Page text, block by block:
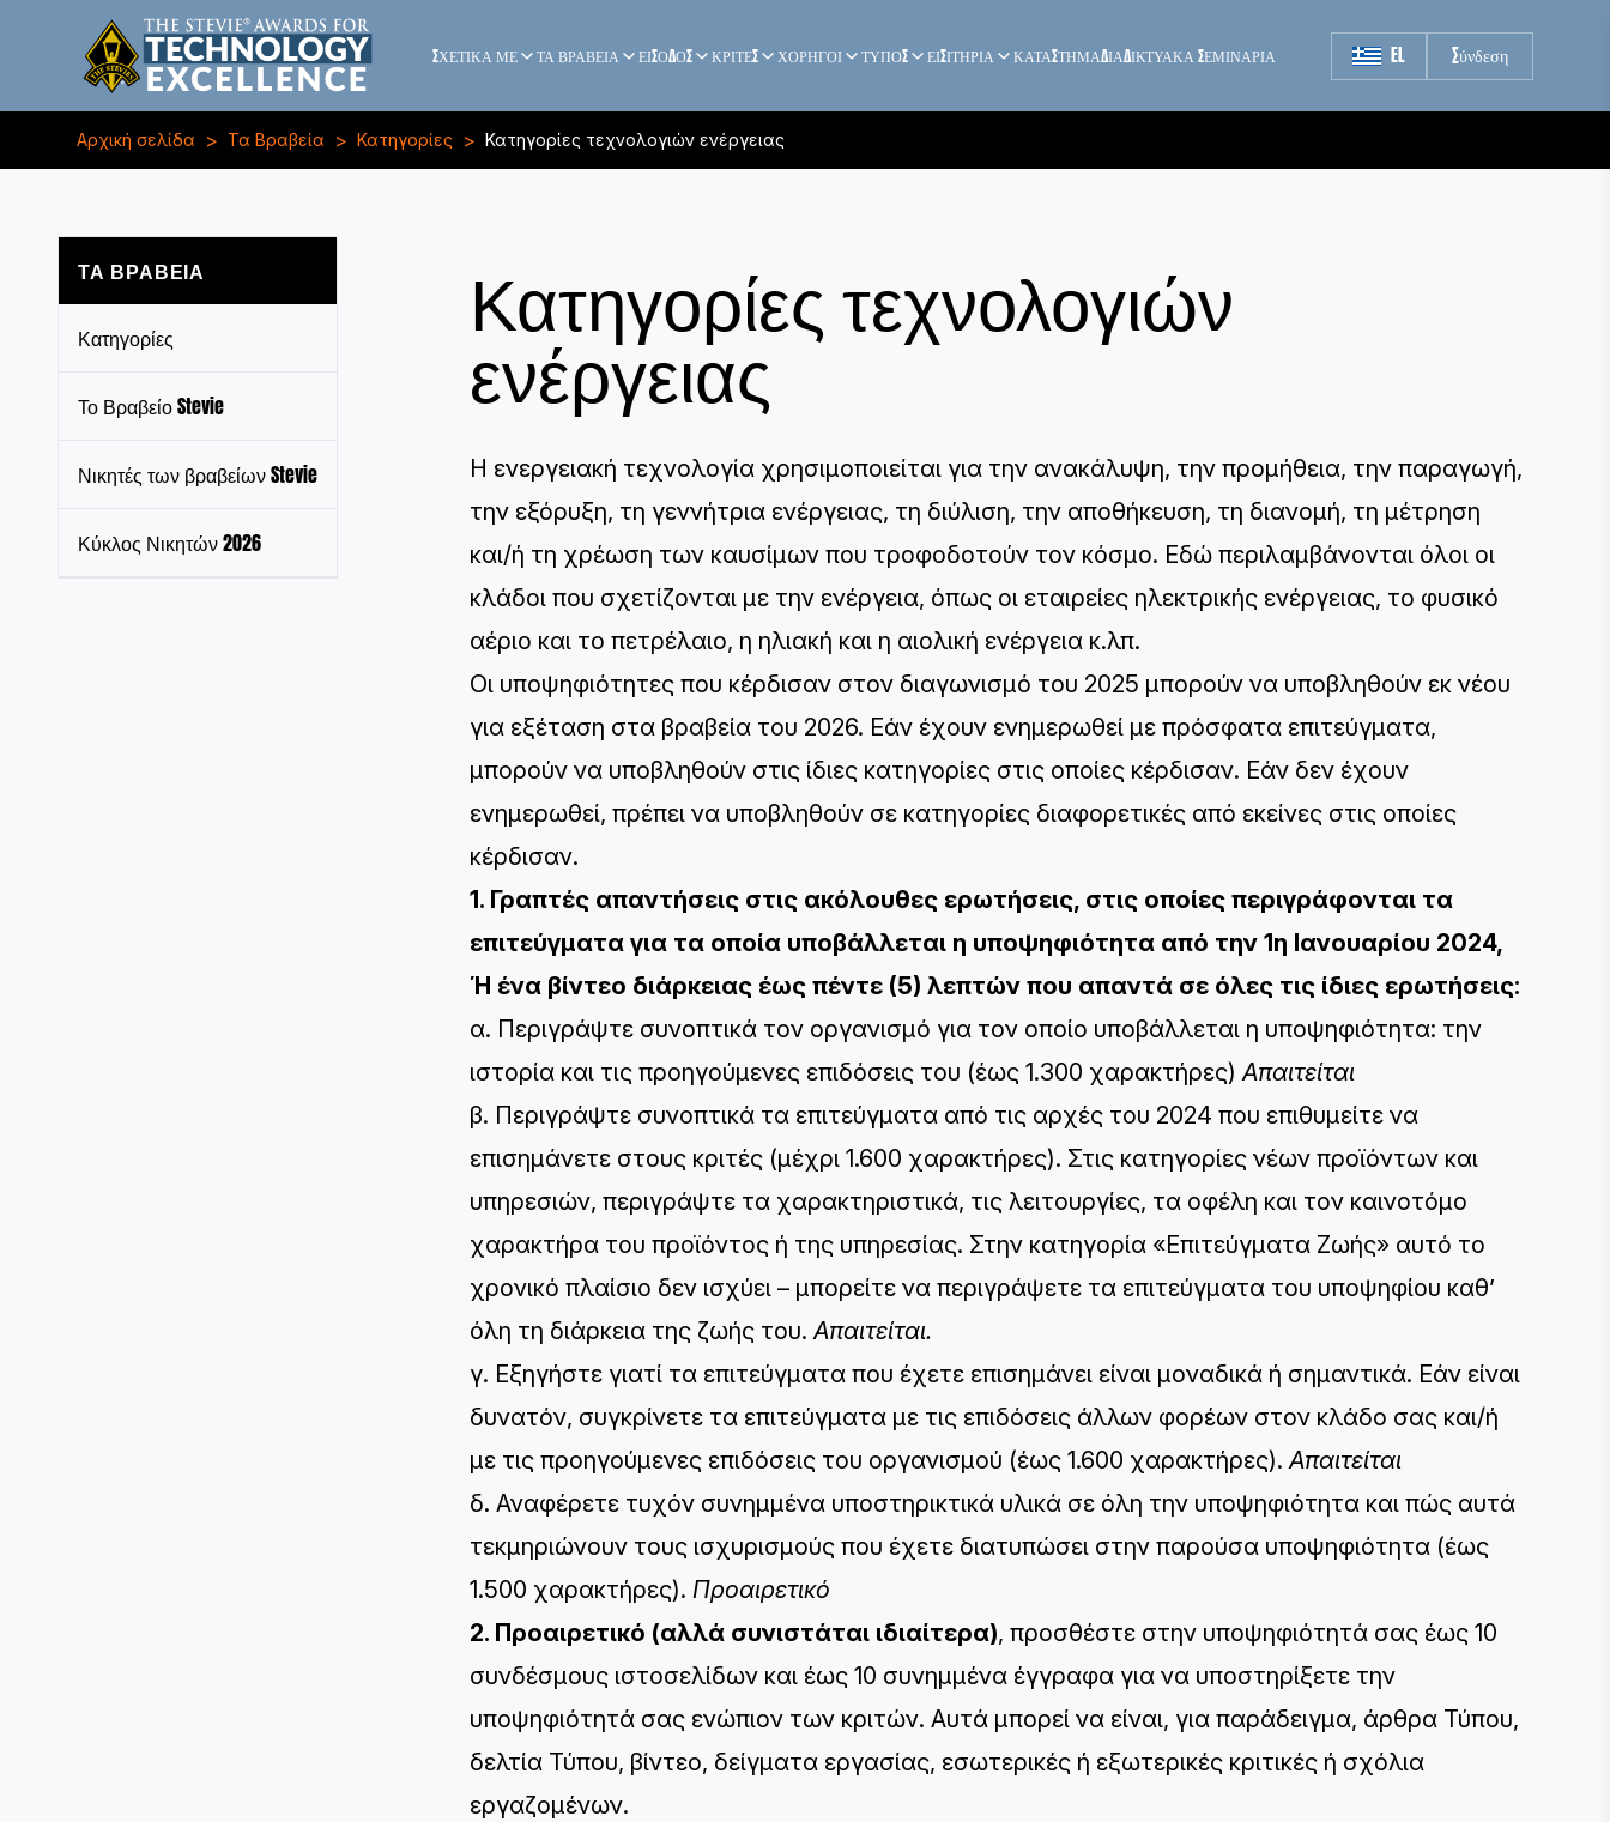
ΣΧΕΤΙΚΑ ΜΕ ΤΑ ΒΡΑΒΕΙΑ ΕΙΣΟΔΟΣ ΚΡΙΤΕΣ ΧΟΡΗΓΟΙ ΤΥΠΟΣ ΕΙΣΙΤΗΡΙΑ ΚΑΤΑΣΤΗΜΑΔΙΑΔΙΚΤΥΑΚΑ ΣΕΜΙΝΑΡΙΑ EL Σύνδεση
Αρχική σελίδα > Τα Βραβεία > Κατηγορίες > Κατηγορίες τεχνολογιών ενέργειας
ΤΑ ΒΡΑΒΕΊΑ
Κατηγορίες
Το Βραβείο Stevie
Νικητές των βραβείων Stevie
Κύκλος Νικητών 2026
Κατηγορίες τεχνολογιών
ενέργειας
Η ενεργειακή τεχνολογία χρησιμοποιείται για την ανακάλυψη, την προμήθεια, την παραγωγή,
την εξόρυξη, τη γεννήτρια ενέργειας, τη διύλιση, την αποθήκευση, τη διανομή, τη μέτρηση
και/ή τη χρέωση των καυσίμων που τροφοδοτούν τον κόσμο. Εδώ περιλαμβάνονται όλοι οι
κλάδοι που σχετίζονται με την ενέργεια, όπως οι εταιρείες ηλεκτρικής ενέργειας, το φυσικό
αέριο και το πετρέλαιο, η ηλιακή και η αιολική ενέργεια κ.λπ.
Οι υποψηφιότητες που κέρδισαν στον διαγωνισμό του 2025 μπορούν να υποβληθούν εκ νέου
για εξέταση στα βραβεία του 2026. Εάν έχουν ενημερωθεί με πρόσφατα επιτεύγματα,
μπορούν να υποβληθούν στις ίδιες κατηγορίες στις οποίες κέρδισαν. Εάν δεν έχουν
ενημερωθεί, πρέπει να υποβληθούν σε κατηγορίες διαφορετικές από εκείνες στις οποίες
κέρδισαν.
1. Γραπτές απαντήσεις στις ακόλουθες ερωτήσεις, στις οποίες περιγράφονται τα
επιτεύγματα για τα οποία υποβάλλεται η υποψηφιότητα από την 1η Ιανουαρίου 2024,
Ή ένα βίντεο διάρκειας έως πέντε (5) λεπτών που απαντά σε όλες τις ίδιες ερωτήσεις:
α. Περιγράψτε συνοπτικά τον οργανισμό για τον οποίο υποβάλλεται η υποψηφιότητα: την
ιστορία και τις προηγούμενες επιδόσεις του (έως 1.300 χαρακτήρες)Απαιτείται
β. Περιγράψτε συνοπτικά τα επιτεύγματα από τις αρχές του 2024 που επιθυμείτε να
επισημάνετε στους κριτές (μέχρι 1.600 χαρακτήρες). ​​Στις κατηγορίες νέων προϊόντων και
υπηρεσιών, περιγράψτε τα χαρακτηριστικά, τις λειτουργίες, τα οφέλη και τον καινοτόμο
χαρακτήρα του προϊόντος ή της υπηρεσίας. Στην κατηγορία «Επιτεύγματα Ζωής» αυτό το
χρονικό πλαίσιο δεν ισχύει – μπορείτε να περιγράψετε τα επιτεύγματα του υποψηφίου καθ’
όλη τη διάρκεια της ζωής του.Απαιτείται.
γ. Εξηγήστε γιατί τα επιτεύγματα που έχετε επισημάνει είναι μοναδικά ή σημαντικά. Εάν είναι
δυνατόν, συγκρίνετε τα επιτεύγματα με τις επιδόσεις άλλων φορέων στον κλάδο σας και/ή
με τις προηγούμενες επιδόσεις του οργανισμού (έως 1.600 χαρακτήρες).Απαιτείται
δ. Αναφέρετε τυχόν συνημμένα υποστηρικτικά υλικά σε όλη την υποψηφιότητα και πώς αυτά
τεκμηριώνουν τους ισχυρισμούς που έχετε διατυπώσει στην παρούσα υποψηφιότητα (έως
1.500 χαρακτήρες). Προαιρετικό
2. Προαιρετικό (αλλά συνιστάται ιδιαίτερα), προσθέστε στην υποψηφιότητά σας έως 10
συνδέσμους ιστοσελίδων και έως 10 συνημμένα έγγραφα για να υποστηρίξετε την
υποψηφιότητά σας ενώπιον των κριτών. Αυτά μπορεί να είναι, για παράδειγμα, άρθρα Τύπου,
δελτία Τύπου, βίντεο, δείγματα εργασίας, εσωτερικές ή εξωτερικές κριτικές ή σχόλια
εργαζομένων.